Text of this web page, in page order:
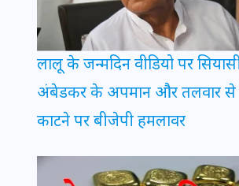
लालू के जन्मदिन वीडियो पर
अंबेडकर के अपमान और तलवार
काटने पर बीजेपी हमलावर